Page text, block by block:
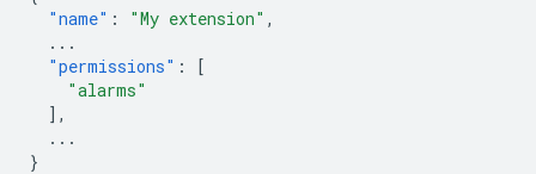
"name" : "My extension" ,
...
"permissions" :
[
"alarms"
],
...
}